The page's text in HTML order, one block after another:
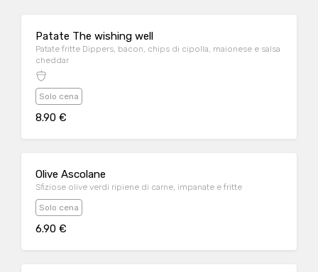
Patate The wishing well
Patate fritte Dippers, bacon, chips di cipolla, maionese e salsa
cheddar
Solo cena
8.90 €
Olive Ascolane
Sfiziose olive verdi ripiene di carne, impanate e fritte
Solo cena
6.90 €